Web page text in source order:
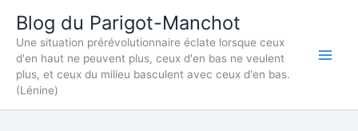
contenu
Blog du Parigot-Manchot
Une situation prérévolutionnaire éclate lorsque ceux
d'en haut ne peuvent plus, ceux d'en bas ne veulent
plus, et ceux du milieu basculent avec ceux d'en bas.
(Lénine)